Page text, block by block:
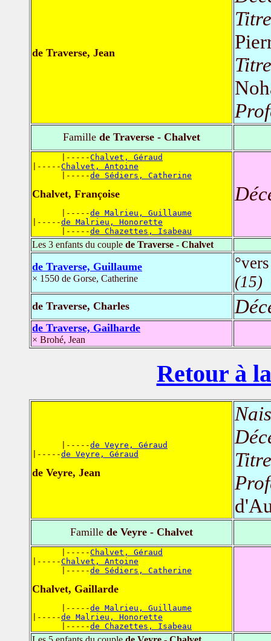
de Traverse, Jean
Famille de Traverse - Chalvet
      |-----
Chalvet, Géraud
|-----Chalvet, Antoine
      |-----
de Sédiers, Catherine
Chalvet, Françoise
      |-----
de Malrieu, Guillaume
|-----de Malrieu, Honorette
      |-----
de Chazettes, Isabeau
Les 3 enfants du couple de Traverse - Chalvet
de Traverse, Guillaume
× 1550 de Gorse, Catherine
(15)
de Traverse, Charles
de Traverse, Gailharde
× Brohé, Jean
Retour à
      |-----
de Veyre, Géraud
|-----de Veyre, Géraud
de Veyre, Jean
Famille de Veyre - Chalvet
      |-----
Chalvet, Géraud
|-----Chalvet, Antoine
      |-----
de Sédiers, Catherine
Chalvet, Gaillarde
      |-----
de Malrieu, Guillaume
|-----de Malrieu, Honorette
      |-----
de Chazettes, Isabeau